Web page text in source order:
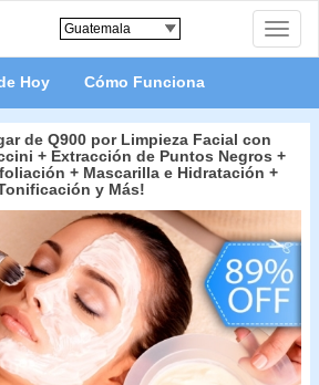
Toggle
Hoy Cómo Funciona
de Q900 por Limpieza Facial con
+ Extracción de Puntos Negros +
+ Mascarilla e Hidratación +
y Más!